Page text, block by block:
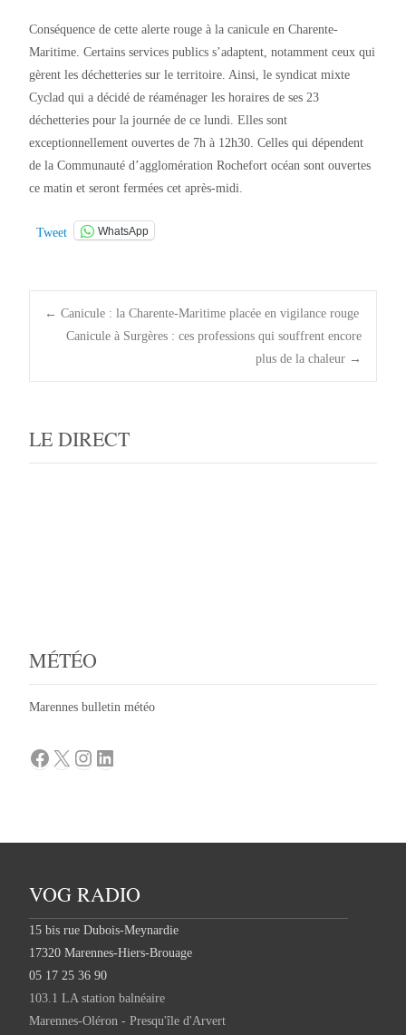
Conséquence de cette alerte rouge à la canicule en Charente-
Maritime. Certains services publics s’adaptent, notamment ceux qui
gèrent les déchetteries sur le territoire. Ainsi, le syndicat mixte
Cyclad qui a décidé de réaménager les horaires de ses 23
déchetteries pour la journée de ce lundi. Elles sont
exceptionnellement ouvertes de 7h à 12h30. Celles qui dépendent
de la Communauté d’agglomération Rochefort océan sont ouvertes
ce matin et seront fermées cet après-midi.
Tweet WhatsApp
Post
navigation
← Canicule : la Charente-Maritime placée en vigilance rouge
Canicule à Surgères : ces professions qui souffrent encore
plus de la chaleur →
LE DIRECT
MÉTÉO
Marennes bulletin météo
Facebook
X Instagram
LinkedIn
VOG RADIO
15 bis rue Dubois-Meynardie
17320 Marennes-Hiers-Brouage
05 17 25 36 90
103.1 LA station balnéaire
Marennes-Oléron - Presqu'île d'Arvert